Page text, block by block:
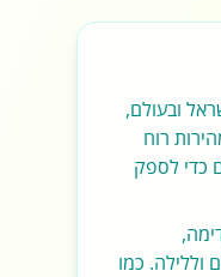
ובעולם,
רוח
כדי לספק
14 ימים קדימה,
וללילה. כמו